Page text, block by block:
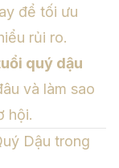
để tối ưu
rủi ro.
quý dậu
và làm sao
hội.
Dậu trong